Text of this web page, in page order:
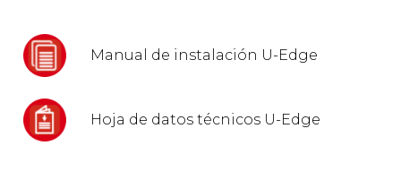
Manual de instalación U-Edge
Hoja de datos técnicos U-Edge